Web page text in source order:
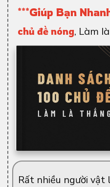
***Giúp Bạn
chủ đề nóng, Làm
Rất nhiều người vật